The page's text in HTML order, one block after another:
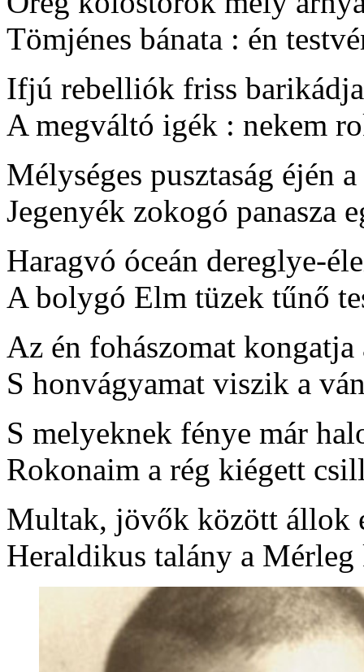
Tömjénes bánata : én
Ifjú rebelliók friss
A megváltó igék : nekem
Mélységes pusztaság éjén
Jegenyék zokogó panasza
Haragvó óceán dereglye-
A bolygó Elm tüzek tűnő
Az én fohászomat kongatja
S honvágyamat viszik a
S melyeknek fénye már
Rokonaim a rég kiégett
Multak, jövők között állok
Heraldikus talány a Mérleg